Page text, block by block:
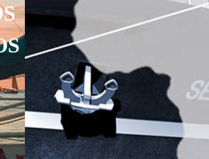
SERVICIO AL
HORAS EN
Ver todos los